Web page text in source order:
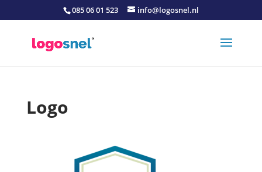
085 06 01 523 info@logosnel.nl
Logo